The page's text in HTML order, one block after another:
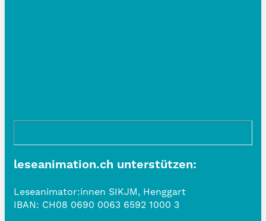
leseanimation.ch unterstützen:
Leseanimator:innen SIKJM, Henggart
IBAN: CH08 0690 0063 6592 1000 3